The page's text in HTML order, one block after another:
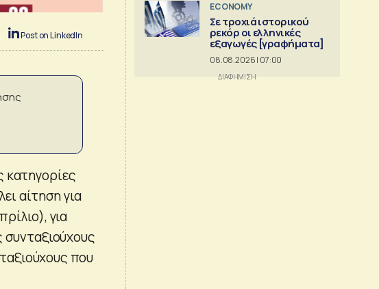
Post on LinkedIn
αίτηση για
για
που
ECONOMY
Σε τροχιά ιστορικού
ρεκόρ οι ελληνικές
εξαγωγές [γραφήματα]
08.08.2026 | 07:00